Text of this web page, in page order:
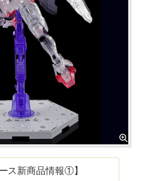
ス新商品情報①】